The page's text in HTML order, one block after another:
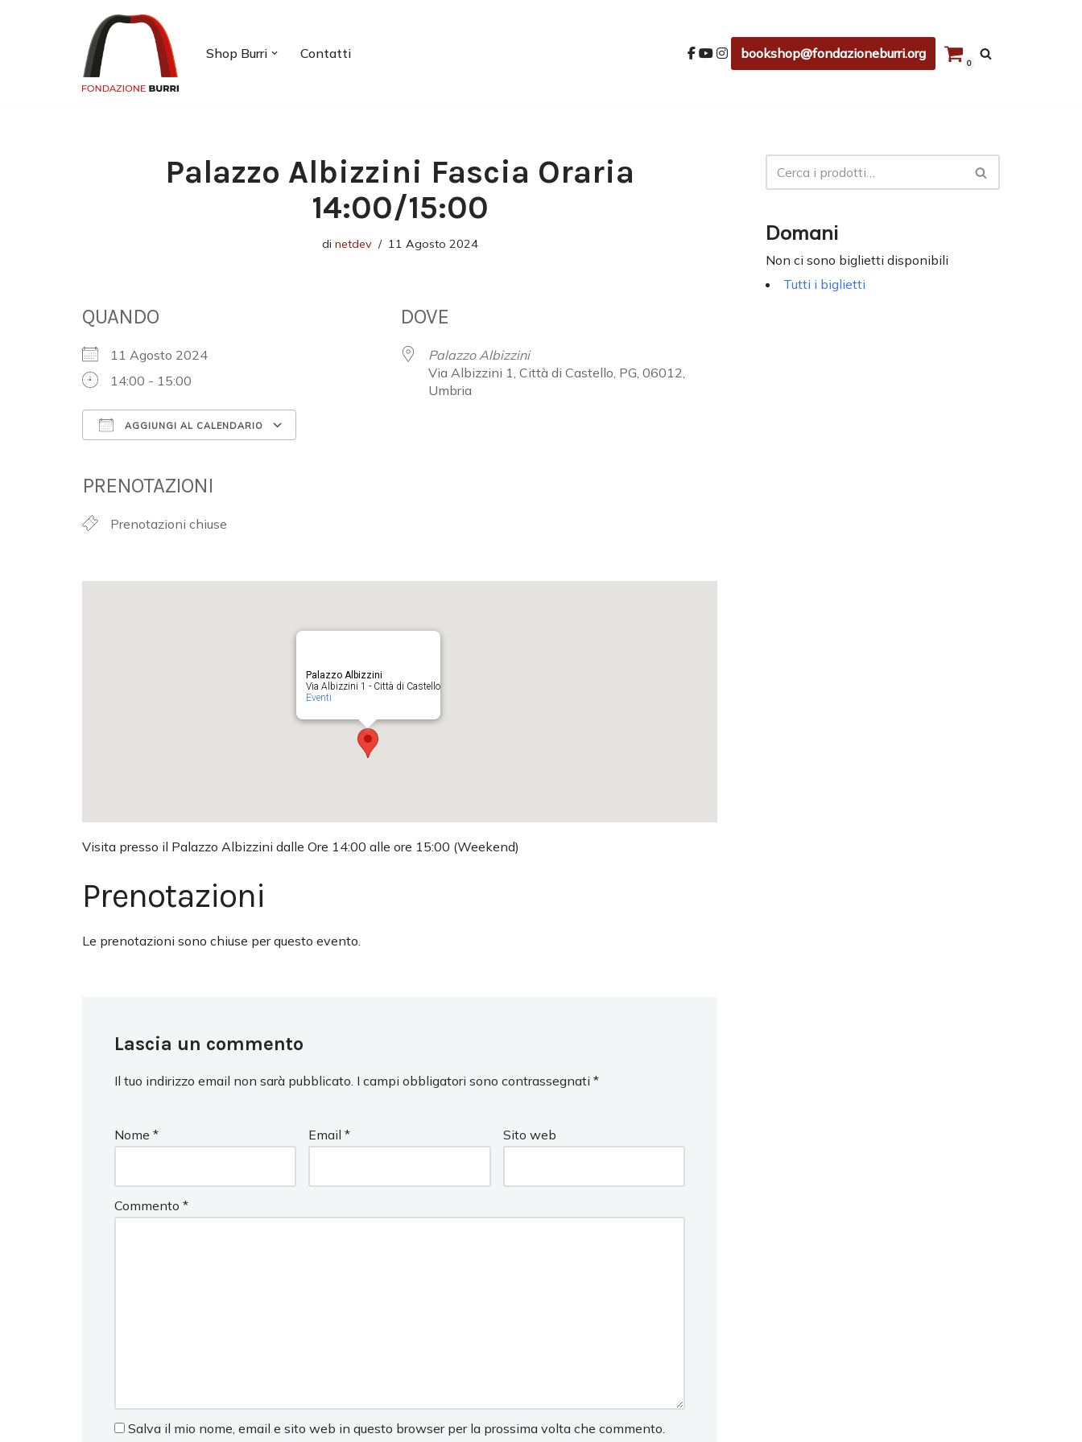
Shop Burri Contatti bookshop@fondazioneburri.org
0
Palazzo Albizzini Fascia Oraria
14:00/15:00
di netdev 11 Agosto 2024
QUANDO
11 Agosto 2024
14:00 - 15:00
AGGIUNGI AL CALENDARIO
PRENOTAZIONI
Prenotazioni chiuse
DOVE
Palazzo Albizzini
Via Albizzini 1, Città di Castello, PG, 06012,
Umbria
Palazzo Albizzini
Via Albizzini 1 - Città di Castello
Eventi
Visita presso il Palazzo Albizzini dalle Ore 14:00 alle ore 15:00 (Weekend)
Prenotazioni
Le prenotazioni sono chiuse per questo evento.
Lascia un commento
Il tuo indirizzo email non sarà pubblicato. I campi obbligatori sono contrassegnati *
Nome * Email* Sito web
Commento *
Salva il mio nome, email e sito web in questo browser per la prossima volta che commento.
Domani
Non ci sono biglietti disponibili
Tutti i biglietti